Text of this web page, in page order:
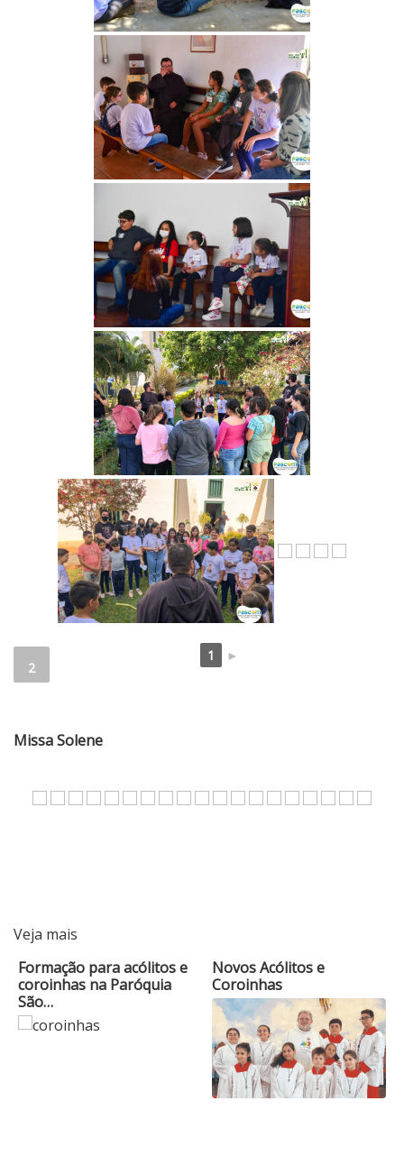
1
2
►
Missa Solene
Veja mais
Formação para acólitos e
coroinhas na Paróquia
São…
Novos Acólitos e
Coroinhas